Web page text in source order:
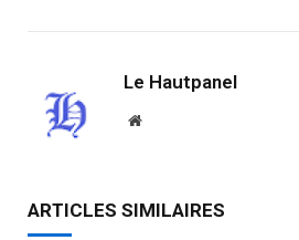
Le Hautpanel
Website
ARTICLES SIMILAIRES